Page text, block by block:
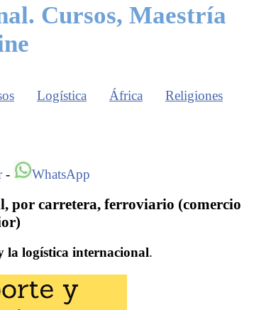
Cursos, Maestría
Logística África Religiones
- WhatsApp
por carretera, ferroviario (comercio
la logística internacional.